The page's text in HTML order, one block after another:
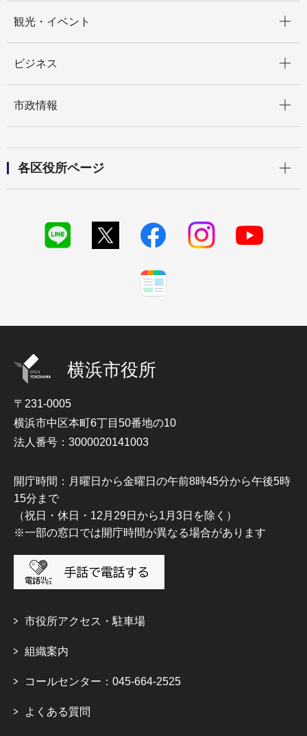
観光・イベント
ビジネス
市政情報
各区役所ページ
横浜市役所
〒231-0005
横浜市中区本町6丁目50番地の10
法人番号：3000020141003
開庁時間：月曜日から金曜日の午前8時45分から午後5時
15分まで
（祝日・休日・12月29日から1月3日を除く）
※一部の窓口では開庁時間が異なる場合があります
市役所アクセス・駐車場
組織案内
コールセンター：045-664-2525
よくある質問